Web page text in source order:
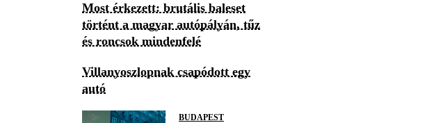
Most érkezett: brutális baleset
történt a magyar autópályán, tűz
és roncsok mindenfelé
Villanyoszlopnak csapódott egy
autó
BUDAPEST